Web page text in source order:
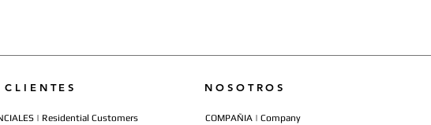
CLIENTES
| Residential Customers
NOSOTROS
COMPAÑIA | Company